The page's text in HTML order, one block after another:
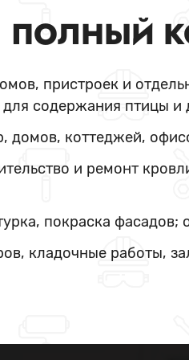
ПОЛНЫЙ
пристроек и
содержания птицы и
домов, коттеджей,
и ремонт
покраска фасадов;
кладочные работы,